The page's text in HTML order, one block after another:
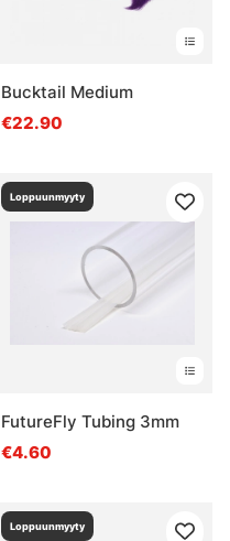
Bucktail Medium
€22.90
Loppuunmyyty
FutureFly Tubing 3mm
€4.60
Loppuunmyyty